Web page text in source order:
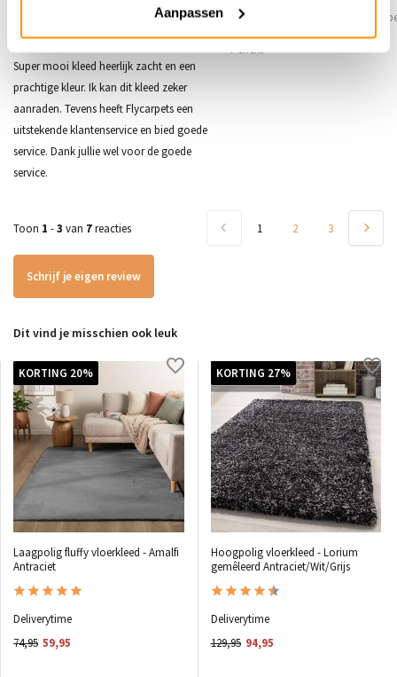
Aanpassen
op 12 Februari
2026
Super mooi kleed heerlijk zacht en een
prachtige kleur. Ik kan dit kleed zeker
aanraden. Tevens heeft Flycarpets een
uitstekende klantenservice en bied goede
service. Dank jullie wel voor de goede
service.
Gepost door: op 24
Perfekt
Toon 1 -3 van 7reacties 1 2 3
Schrijf je eigen review
Dit vind je misschien ook leuk
KORTING 20%
Laagpolig fluffy vloerkleed - Amalfi
Antraciet
Deliverytime
74,95 59,95
KORTING 27%
Hoogpolig vloerkleed - Lorium
gemêleerd Antraciet/Wit/Grijs
Deliverytime
129,95 94,95